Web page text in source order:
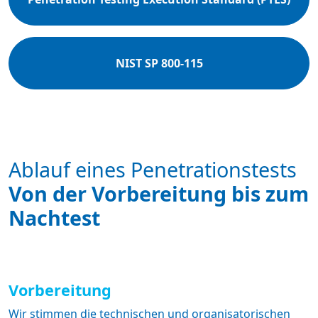
NIST SP 800-115
Ablauf eines Penetrationstests
Von der Vorbereitung bis zum
Nachtest
Vorbereitung
Wir stimmen die technischen und organisatorischen